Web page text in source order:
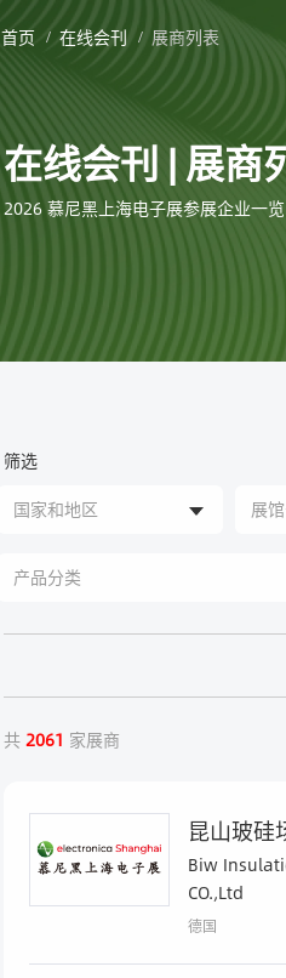
在线会刊 | 展商
2026 慕尼黑上海电子展参展企业一览
首页 在线会刊 展商列表
筛选
共2061 家展商
昆山玻硅
Biw
CO.,Ltd
德国